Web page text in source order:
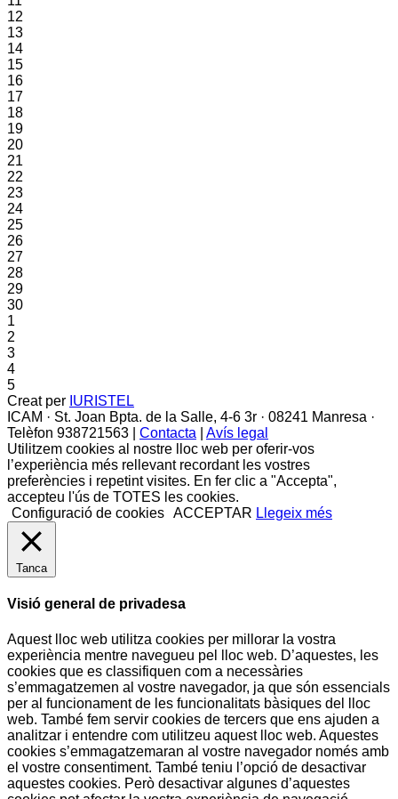
12
13
14
15
16
17
18
19
20
21
22
23
24
25
26
27
28
29
30
1
2
3
4
5
Creat per IURISTEL
ICAM · St. Joan Bpta. de la Salle, 4-6 3r · 08241 Manresa ·
Telèfon 938721563 | Contacta
Avís legal
Utilitzem cookies al nostre lloc web per oferir-vos
l’experiència més rellevant recordant les vostres
preferències i repetint visites. En fer clic a "Accepta",
accepteu l'ús de TOTES les cookies.
Configuració de cookies ACCEPTAR Llegeix més
Tanca
Visió general de privadesa
Aquest lloc web utilitza cookies per millorar la vostra
experiència mentre navegueu pel lloc web. D’aquestes, les
cookies que es classifiquen com a necessàries
s’emmagatzemen al vostre navegador, ja que són essencials
per al funcionament de les funcionalitats bàsiques del lloc
web. També fem servir cookies de tercers que ens ajuden a
analitzar i entendre com utilitzeu aquest lloc web. Aquestes
cookies s’emmagatzemaran al vostre navegador només amb
el vostre consentiment. També teniu l’opció de desactivar
aquestes cookies. Però desactivar algunes d’aquestes